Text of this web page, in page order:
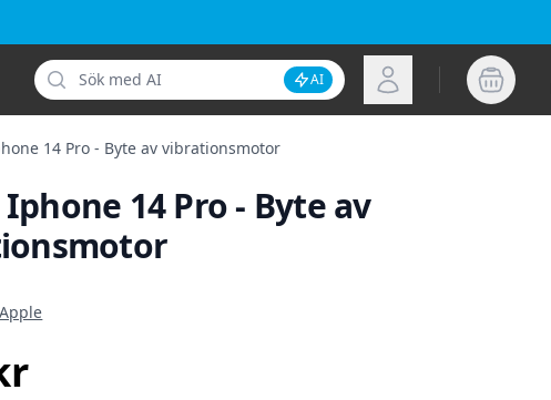
Sök
Inaktivera AI-sökning
AI Logga in
14 Pro - Byte av vibrationsmotor
14 Pro - Byte av
Apple